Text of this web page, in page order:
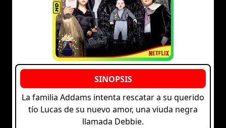
La familia Addams intenta rescatar a su querido
tío Lucas de su nuevo amor, una viuda negra
llamada Debbie.